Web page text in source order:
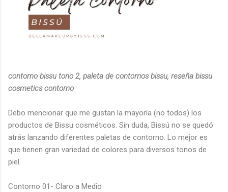
contorno bissu tono 2, paleta de contornos bissu, reseña bissu
cosmetics contorno
Debo mencionar que me gustan la mayoría (no todos) los
productos de Bissu cosméticos. Sin duda, Bissú no se quedó
atrás lanzando diferentes paletas de contorno. Lo mejor es
que tienen gran variedad de colores para diversos tonos de
piel.
Contorno 01- Claro a Medio